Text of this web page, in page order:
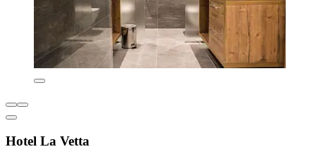
Hotel La Vetta